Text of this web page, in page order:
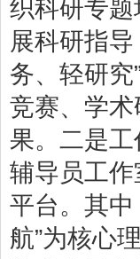
织科研专
展科研指
务、轻研
竞赛、学
果。二是
辅导员工
平台。其中
航”为核心